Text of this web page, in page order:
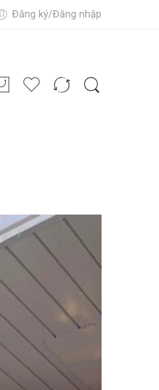
Đăng ký/Đăng nhập